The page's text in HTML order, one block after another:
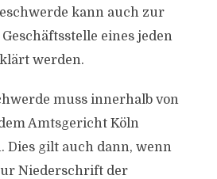
kann auch zur
eines jeden
werden.
muss innerhalb von
Amtsgericht Köln
Dies gilt auch dann, wenn
Niederschrift der